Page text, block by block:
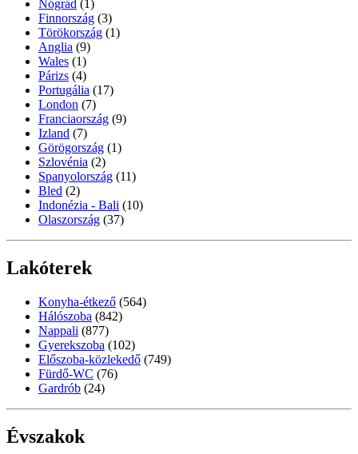
Nógrád (1)
Finnország (3)
Törökország (1)
Anglia (9)
Wales (1)
Párizs (4)
Portugália (17)
London (7)
Franciaország (9)
Izland (7)
Görögország (1)
Szlovénia (2)
Spanyolország (11)
Bled (2)
Indonézia - Bali (10)
Olaszország (37)
Lakóterek
Konyha-étkező (564)
Hálószoba (842)
Nappali (877)
Gyerekszoba (102)
Előszoba-közlekedő (749)
Fürdő-WC (76)
Gardrób (24)
Évszakok